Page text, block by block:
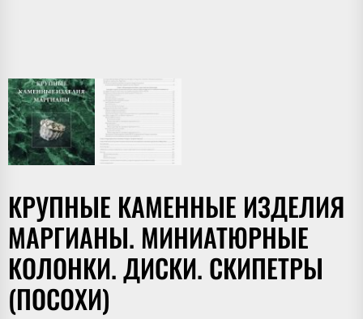
КРУПНЫЕ КАМЕННЫЕ ИЗДЕЛИЯ
МАРГИАНЫ. МИНИАТЮРНЫЕ
КОЛОНКИ. ДИСКИ. СКИПЕТРЫ
(ПОСОХИ)